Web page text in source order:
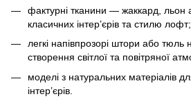
фактурні тканини — жаккард, льон
класичних інтер’єрів та стилю лофт;
легкі напівпрозорі штори або
створення світлої та повітряної
моделі з натуральних матеріалів
інтер’єрів.